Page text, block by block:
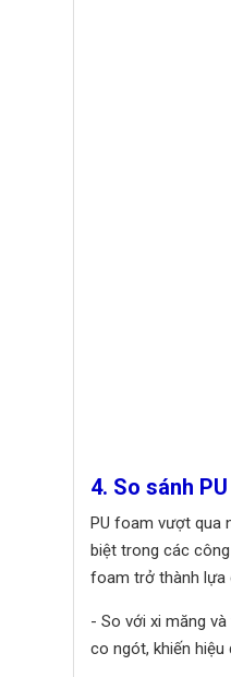
4. So sánh
PU foam vượt qua
biệt trong các
foam trở thành lựa
- So với xi măng
co ngót, khiến hiệu